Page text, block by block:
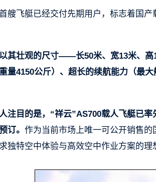
艘飞艇已经交付先期用户，标志着国
其壮观的尺寸——长50米、宽13米、高
重量4150公斤）、超长的续航能力（最
注目的是，“祥云”AS700载人飞艇已
订。 作为当前市场上唯一可公开销售
独特空中体验与高效空中作业方案的理